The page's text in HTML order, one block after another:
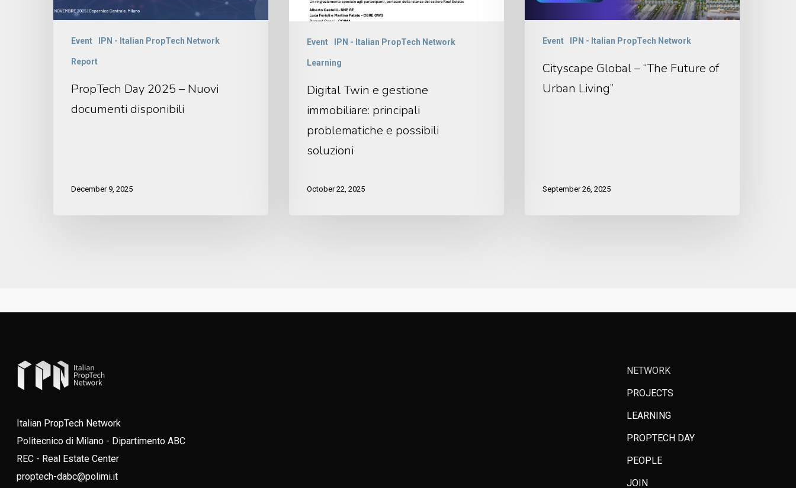
Event IPN - Italian PropTech Network
Report
PropTech Day 2025 – Nuovi
documenti disponibili
December 9, 2025
Event IPN - Italian PropTech Network
Learning
Digital Twin e gestione
immobiliare: principali
problematiche e possibili
soluzioni
October 22, 2025
Event IPN - Italian PropTech Network
Cityscape Global – “The Future of
Urban Living”
September 26, 2025
Italian PropTech Network
Politecnico di Milano - Dipartimento ABC
REC - Real Estate Center
proptech-dabc@polimi.it
NETWORK
PROJECTS
LEARNING
PROPTECH DAY
PEOPLE
JOIN